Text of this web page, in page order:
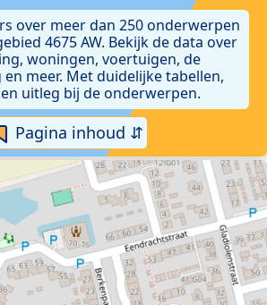
over meer dan 250 onderwerpen
4675 AW. Bekijk de data over
woningen, voertuigen, de
meer. Met duidelijke tabellen,
uitleg bij de onderwerpen.
Pagina inhoud ⇵